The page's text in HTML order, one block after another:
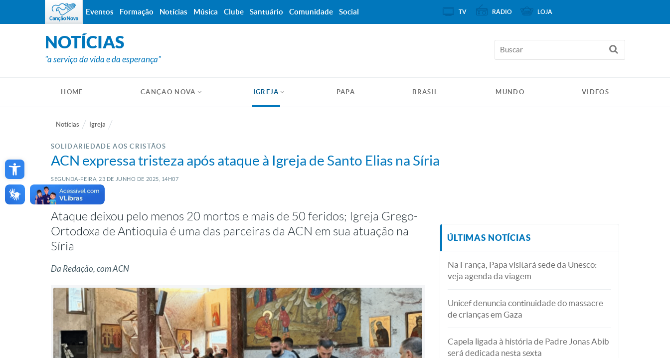
Open toolbar
NOTÍCIAS
"a serviço da vida e da esperança"
HOME CANÇÃO NOVA IGREJA PAPA BRASIL MUNDO VIDEOS
Notícias Igreja
SOLIDARIEDADE AOS CRISTÃOS
ACN expressa tristeza após ataque à Igreja de Santo Elias na Síria
SEGUNDA-FEIRA, 23 DE JUNHO DE 2025, 14H07
Ataque deixou pelo menos 20 mortos e mais de 50 feridos; Igreja Grego-
Ortodoxa de Antioquia é uma das parceiras da ACN em sua atuação na
Síria
Da Redação, com ACN
ÚLTIMAS NOTÍCIAS
Na França, Papa visitará sede da Unesco:
veja agenda da viagem
Unicef denuncia continuidade do massacre
de crianças em Gaza
Capela ligada à história de Padre Jonas Abib
será dedicada nesta sexta
Eventos Formação Notícias Música Clube Santuário Comunidade Social TV RÁDIO LOJA